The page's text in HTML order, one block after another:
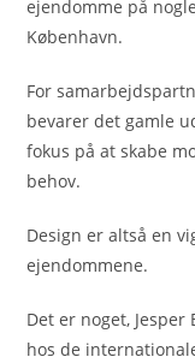
ejendomme på
København.
For
bevarer det gamle
fokus på at skabe
behov.
Design er altså en
ejendommene.
Det er noget,
hos de